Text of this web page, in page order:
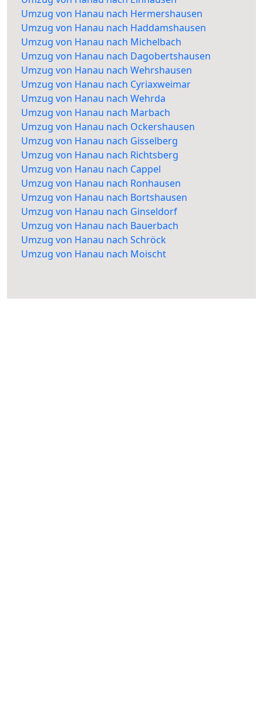
Umzug von Hanau nach Hermershausen
Umzug von Hanau nach Haddamshausen
Umzug von Hanau nach Michelbach
Umzug von Hanau nach Dagobertshausen
Umzug von Hanau nach Wehrshausen
Umzug von Hanau nach Cyriaxweimar
Umzug von Hanau nach Wehrda
Umzug von Hanau nach Marbach
Umzug von Hanau nach Ockershausen
Umzug von Hanau nach Gisselberg
Umzug von Hanau nach Richtsberg
Umzug von Hanau nach Cappel
Umzug von Hanau nach Ronhausen
Umzug von Hanau nach Bortshausen
Umzug von Hanau nach Ginseldorf
Umzug von Hanau nach Bauerbach
Umzug von Hanau nach Schröck
Umzug von Hanau nach Moischt